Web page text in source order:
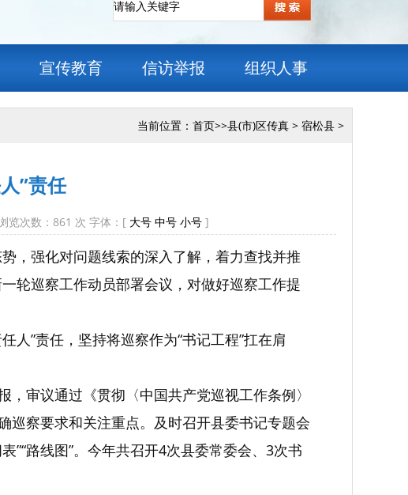
宣传教育 信访举报 组织人事
当前位置： 首页>>县(市)区传真 > 宿松县 >
”责任
次数： 861 次 字体：[ 大号 中号 小号 ]
，强化对问题线索的深入了解，着力查找并推
轮巡察工作动员部署会议，对做好巡察工作提
人”责任，坚持将巡察作为“书记工程”扛在肩
审议通过《贯彻〈中国共产党巡视工作条例〉
巡察要求和关注重点。及时召开县委书记专题会
”“路线图”。今年共召开4次县委常委会、3次书